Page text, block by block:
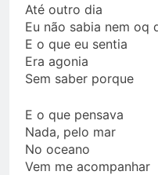
Até outro dia
Eu não sabia nem oq
E o que eu sentia
Era agonia
Sem saber porque
E o que pensava
Nada, pelo mar
No oceano
Vem me acompanhar